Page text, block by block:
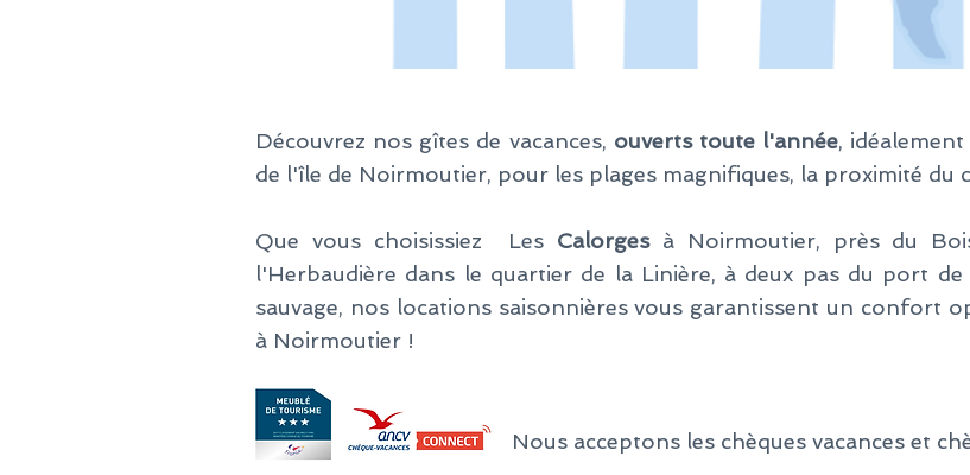
Découvrez nos gîtes de vacances, ouverts toute l'année,
de l'île de Noirmoutier, pour les plages magnifiques, la proximité du
Que vous choisissiez Les Calorgesà Noirmoutier, près du
l'Herbaudière dans le quartier de la Linière, à deux pas du port
sauvage, nos locations saisonnières vous garantissent un confort
à Noirmoutier !
​Nous acceptons les chèques vacances et